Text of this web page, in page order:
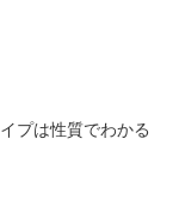
プは性質でわかる